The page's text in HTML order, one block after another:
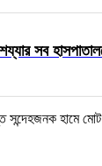
সব
সন্দেহজনক হামে